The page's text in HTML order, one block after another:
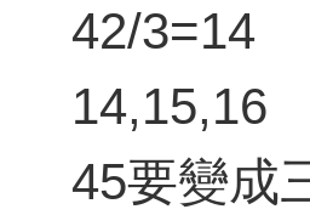
42/3=14
14,15,16
45要變成